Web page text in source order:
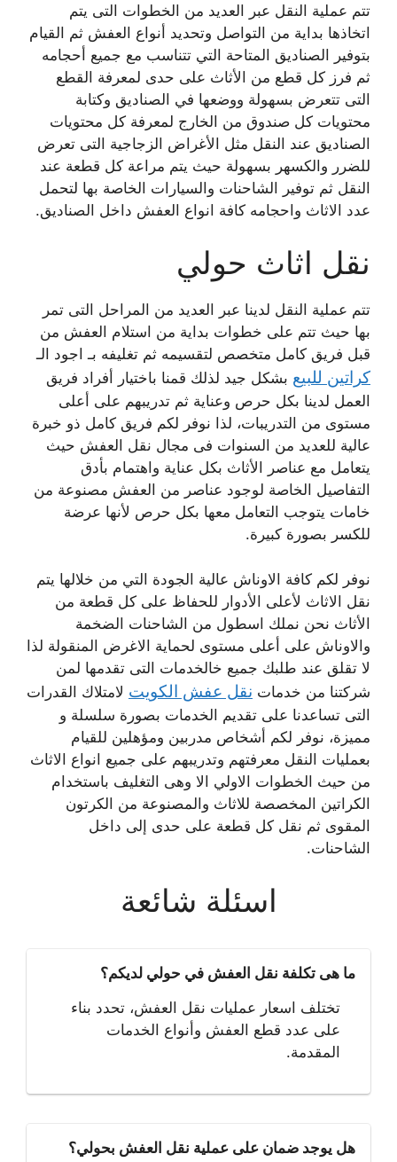
تتم عملية النقل عبر العديد من الخطوات التى يتم
اتخاذها بداية من التواصل وتحديد أنواع العفش ثم القيام
بتوفير الصناديق المتاحة التي تتناسب مع جميع أحجامه
ثم فرز كل قطع من الأثاث على حدى لمعرفة القطع
التى تتعرض بسهولة ووضعها في الصناديق وكتابة
محتويات كل صندوق من الخارج لمعرفة كل محتويات
الصناديق عند النقل مثل الأغراض الزجاجية التى تعرض
للضرر والكسهر بسهولة حيث يتم مراعة كل قطعة عند
النقل ثم توفير الشاحنات والسيارات الخاصة بها لتحمل
عدد الاثاث واحجامه كافة انواع العفش داخل الصناديق.
نقل اثاث حولي
تتم عملية النقل لدينا عبر العديد من المراحل التى تمر
بها حيث تتم على خطوات بداية من استلام العفش من
قبل فريق كامل متخصص لتقسيمه ثم تغليفه بـ اجود الـ
كراتين للبيع بشكل جيد لذلك قمنا باختيار أفراد فريق
العمل لدينا بكل حرص وعناية ثم تدريبهم على أعلى
مستوى من التدريبات، لذا نوفر لكم فريق كامل ذو خبرة
عالية للعديد من السنوات فى مجال نقل العفش حيث
يتعامل مع عناصر الأثاث بكل عناية واهتمام بأدق
التفاصيل الخاصة لوجود عناصر من العفش مصنوعة من
خامات يتوجب التعامل معها بكل حرص لأنها عرضة
للكسر بصورة كبيرة.
نوفر لكم كافة الاوناش عالية الجودة التي من خلالها يتم
نقل الاثاث لأعلى الأدوار للحفاظ على كل قطعة من
الأثاث نحن نملك اسطول من الشاحنات الضخمة
والاوناش على أعلى مستوى لحماية الاغرض المنقولة لذا
لا تقلق عند طلبك جميع خالخدمات التى تقدمها لمن
شركتنا من خدمات نقل عفش الكويت لامتلاك القدرات
التى تساعدنا على تقديم الخدمات بصورة سلسلة و
مميزة، نوفر لكم أشخاص مدربين ومؤهلين للقيام
بعمليات النقل معرفتهم وتدريبهم على جميع انواع الاثاث
من حيث الخطوات الاولي الا وهى التغليف باستخدام
الكراتين المخصصة للاثاث والمصنوعة من الكرتون
المقوى ثم نقل كل قطعة على حدى إلى داخل
الشاحنات.
اسئلة شائعة
ما هى تكلفة نقل العفش في حولي لديكم؟
تختلف اسعار عمليات نقل العفش، تحدد بناء
على عدد قطع العفش وأنواع الخدمات
المقدمة.
هل يوجد ضمان على عملية نقل العفش بحولي؟